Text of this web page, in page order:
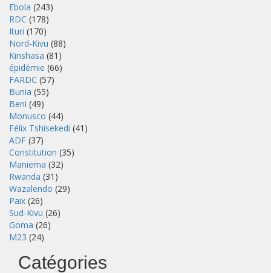
Ebola (243)
RDC (178)
Ituri (170)
Nord-Kivu (88)
Kinshasa (81)
épidémie (66)
FARDC (57)
Bunia (55)
Beni (49)
Monusco (44)
Félix Tshisekedi (41)
ADF (37)
Constitution (35)
Maniema (32)
Rwanda (31)
Wazalendo (29)
Paix (26)
Sud-Kivu (26)
Goma (26)
M23 (24)
Catégories